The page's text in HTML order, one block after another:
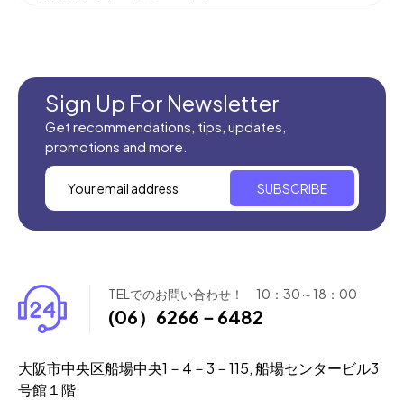
Sign Up For Newsletter
Get recommendations, tips, updates,
promotions and more.
SUBSCRIBE
TELでのお問い合わせ！ 10：30～18：00
(06）6266－6482
大阪市中央区船場中央1－4－3－115, 船場センタービル3
号館１階